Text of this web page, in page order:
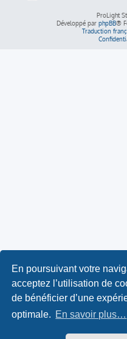
En poursuivant votre
acceptez l’utilisation de
de bénéficier d’une
optimale. En savoir plus…
ProLight
Développé par phpBB®
Traduction